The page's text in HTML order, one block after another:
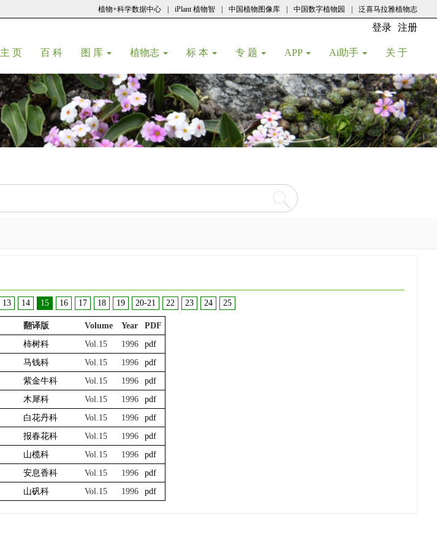
植物+科学数据中心 iPlant 植物智 中国植物图像库 中国数字植物园 泛喜马拉雅植物志
登录 注册
主 页(current)
百 科(current)
图 库 植物志 标 本 专 题 APP Ai助手 关 于
13 14 15 16 17 18 19 20-21 22 23 24 25
翻译版 Volume Year
PDF
柿树科 Vol.15 1996
pdf
马钱科 Vol.15 1996
pdf
紫金牛科 Vol.15 1996
pdf
木犀科 Vol.15 1996
pdf
白花丹科 Vol.15 1996
pdf
报春花科 Vol.15 1996
pdf
山榄科 Vol.15 1996
pdf
安息香科 Vol.15 1996
pdf
山矾科 Vol.15 1996 pdf